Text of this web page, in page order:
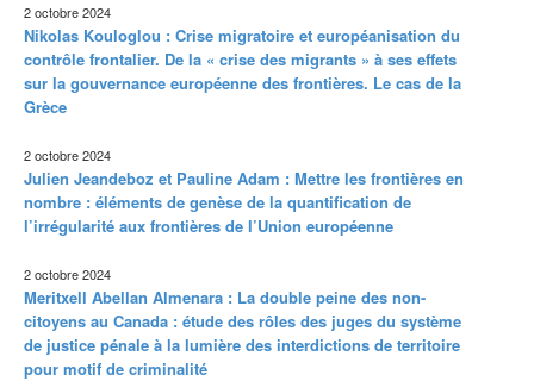
2 octobre 2024
Nikolas Kouloglou : Crise migratoire et européanisation du
contrôle frontalier. De la « crise des migrants » à ses effets
sur la gouvernance européenne des frontières. Le cas de la
Grèce
2 octobre 2024
Julien Jeandeboz et Pauline Adam : Mettre les frontières en
nombre : éléments de genèse de la quantification de
l’irrégularité aux frontières de l’Union européenne
2 octobre 2024
Meritxell Abellan Almenara : La double peine des non-
citoyens au Canada : étude des rôles des juges du système
de justice pénale à la lumière des interdictions de territoire
pour motif de criminalité